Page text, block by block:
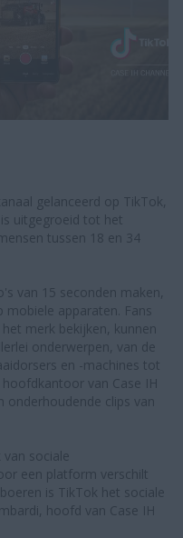
gelanceerd op TikTok,
uitgegroeid tot het
tussen 18 en 34
van 15 seconden maken,
mobiele apparaten. Fans
merk bekijken, kunnen
onderwerpen, van de
en -machines tot
van Case IH
onderhoudende clips van
sociale
een platform verschilt
is TikTok het sociale
hoofd van Case IH